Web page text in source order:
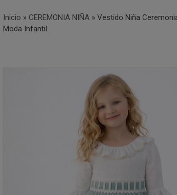
Inicio » CEREMONIA NIÑA» Vestido Niña
Moda Infantil